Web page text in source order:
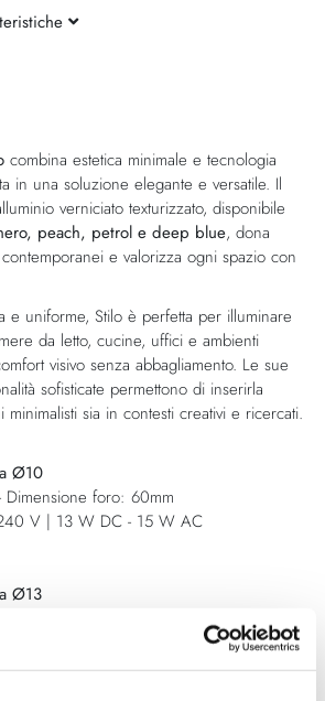
combina estetica minimale e tecnologia
in una soluzione elegante e versatile. Il
verniciato texturizzato, disponibile
peach, petrol e deep blue, dona
e valorizza ogni spazio con
e uniforme, Stilo è perfetta per illuminare
da letto, cucine, uffici e ambienti
visivo senza abbagliamento. Le sue
sofisticate permettono di inserirla
sia in contesti creativi e ricercati.
Ø10
Dimensione foro: 60mm
V | 13 W DC - 15 W AC
Ø13
240 V | 21 W DC - 24 W AC